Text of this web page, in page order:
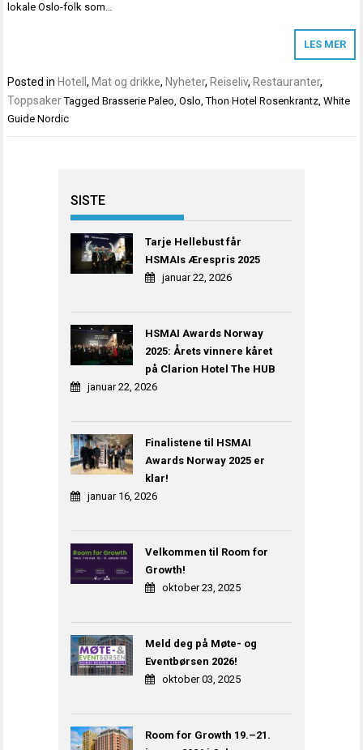
lokale Oslo-folk som…
LES MER
Posted in Hotell, Mat og drikke, Nyheter, Reiseliv, Restauranter,
Toppsaker TaggedBrasserie Paleo,Oslo,Thon Hotel Rosenkrantz,White
Guide Nordic
SISTE
Tarje Hellebust får
HSMAIs Ærespris 2025
januar 22, 2026
HSMAI Awards Norway
2025: Årets vinnere kåret
på Clarion Hotel The HUB
januar 22, 2026
Finalistene til HSMAI
Awards Norway 2025 er
klar!
januar 16, 2026
Velkommen til Room for
Growth!
oktober 23, 2025
Meld deg på Møte- og
Eventbørsen 2026!
oktober 03, 2025
Room for Growth 19.–21.